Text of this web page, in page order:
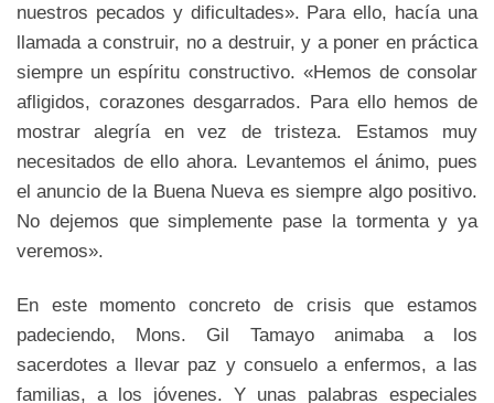
nuestros pecados y dificultades». Para ello, hacía una
llamada a construir, no a destruir, y a poner en práctica
siempre un espíritu constructivo. «Hemos de consolar
afligidos, corazones desgarrados. Para ello hemos de
mostrar alegría en vez de tristeza. Estamos muy
necesitados de ello ahora. Levantemos el ánimo, pues
el anuncio de la Buena Nueva es siempre algo positivo.
No dejemos que simplemente pase la tormenta y ya
veremos».
En este momento concreto de crisis que estamos
padeciendo, Mons. Gil Tamayo animaba a los
sacerdotes a llevar paz y consuelo a enfermos, a las
familias, a los jóvenes. Y unas palabras especiales